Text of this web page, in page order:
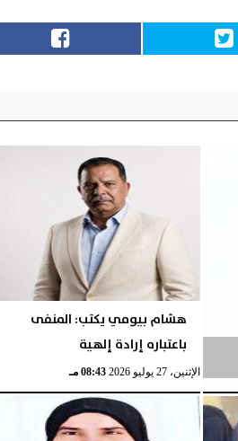
هشام بيومي يكتب: المنفى
باعتباره إرادة إلهية
الإثنين، 27 يوليو 2026 08:43 مـ